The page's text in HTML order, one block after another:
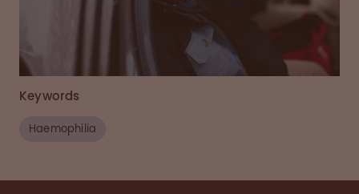
Keywords
Haemophilia